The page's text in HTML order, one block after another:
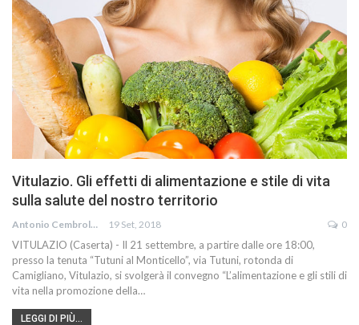
Vitulazio. Gli effetti di alimentazione e stile di vita
sulla salute del nostro territorio
Antonio Cembrola 19 Set, 2018 0
VITULAZIO (Caserta) - Il 21 settembre, a partire dalle ore 18:00,
presso la tenuta “Tutuni al Monticello”, via Tutuni, rotonda di
Camigliano, Vitulazio, si svolgerà il convegno “L’alimentazione e gli stili di
vita nella promozione della…
LEGGI DI PIÙ...